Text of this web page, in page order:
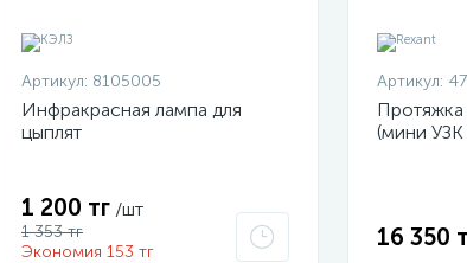
Артикул: 8105005
Инфракрасная лампа для
цыплят
1 200 тг /шт
1 353 тг
Экономия 153 тг
Артикул:
Протяжка
(мини УЗК
16 350